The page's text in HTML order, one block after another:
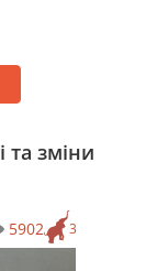
та зміни
3
5902